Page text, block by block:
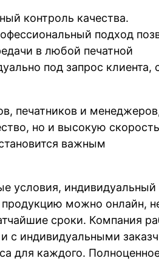
контроль качества.
подход
в любой печатной
под запрос клиента,
печатников и
но и высокую скорость
важным
условия, индивидуальный
продукцию можно онлайн,
сроки. Компания
с индивидуальными
для каждого.
NEWS /// НОВОСТИ